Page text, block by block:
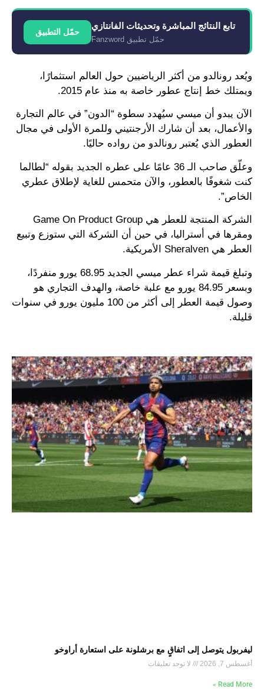
تابع النتائج المباشرة وتحديثات الفانتازي
حمّل تطبيق Fanzword
حمّل التطبيق
ويُعد رونالدو من أكثر الرياضيين حول العالم استثمارًا،
ويمتلك خط إنتاج عطور خاصة به منذ عام 2015.
الآن يبدو أن ميسي سيُهدد سطوة “الدون” في عالم التجارة
والأعمال، بعد أن شارك الأرجنتيني وللمرة الأولى في مجال
العطور الذي يُعتبر رونالدو من رواده حاليًا.
وعلّق صاحب الـ 36 عامًا على عطره الجديد بقوله “لطالما
كنت شغوفًا بالعطور، والآن متحمس للغاية لإطلاق عطري
الخاص”.
الشركة المنتجة للعطر هي Game On Product Group
ومقرها في أستراليا، في حين أن الشركة التي ستوزع وتبيع
العطر هي Sheralven الأمريكية.
وتبلغ قيمة شراء عطر ميسي الجديد 68.95 يورو منفردًا،
وبسعر 84.95 يورو مع علبة خاصة، والهدف التجاري هو
وصول قيمة العطر إلى أكثر من 100 مليون يورو في سنوات
قليلة.
ليفربول يتوصل إلى اتفاقٍ مع برشلونة على استعارة أراوخو
أغسطس 7, 2026 لا توجد تعليقات
Read More »